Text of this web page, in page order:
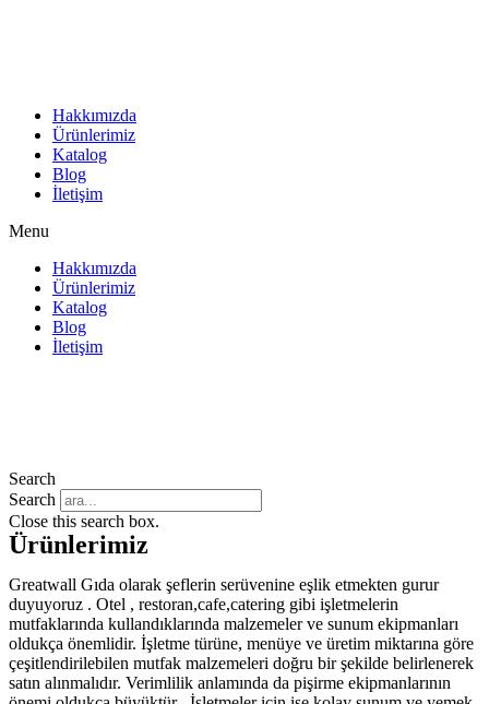
Hakkımızda
Ürünlerimiz
Katalog
Blog
İletişim
Menu
Hakkımızda
Ürünlerimiz
Katalog
Blog
İletişim
Search
Search
Close this search box.
Ürünlerimiz
Greatwall Gıda olarak şeflerin serüvenine eşlik etmekten gurur
duyuyoruz . Otel , restoran,cafe,catering gibi işletmelerin
mutfaklarında kullandıklarında malzemeler ve sunum ekipmanları
oldukça önemlidir. İşletme türüne, menüye ve üretim miktarına göre
çeşitlendirilebilen mutfak malzemeleri doğru bir şekilde belirlenerek
satın alınmalıdır. Verimlilik anlamında da pişirme ekipmanlarının